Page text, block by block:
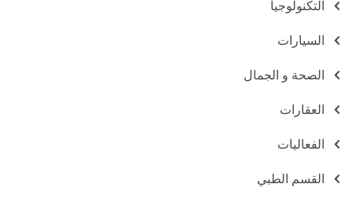
التكنولوجيا
السيارات
الصحة و الجمال
العقارات
الفعاليات
القسم الطبي